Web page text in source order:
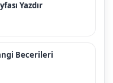
Yazdır
Becerileri